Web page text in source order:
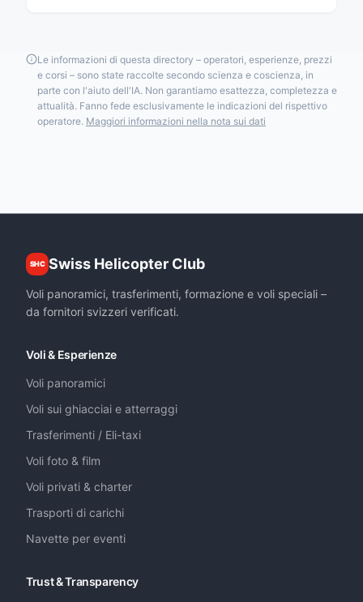
Le informazioni di questa directory – operatori, esperienze, prezzi
e corsi – sono state raccolte secondo scienza e coscienza, in
parte con l'aiuto dell'IA. Non garantiamo esattezza, completezza e
attualità. Fanno fede esclusivamente le indicazioni del rispettivo
operatore. Maggiori informazioni nella nota sui dati
SHC Swiss Helicopter Club
Voli panoramici, trasferimenti, formazione e voli speciali –
da fornitori svizzeri verificati.
Voli & Esperienze
Voli panoramici
Voli sui ghiacciai e atterraggi
Trasferimenti / Eli-taxi
Voli foto & film
Voli privati & charter
Trasporti di carichi
Navette per eventi
Trust & Transparency